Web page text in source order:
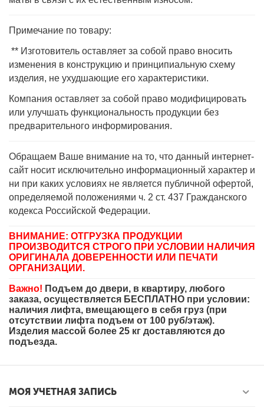
Примечание по товару:
** Изготовитель оставляет за собой право вносить
изменения в конструкцию и принципиальную схему
изделия, не ухудшающие его характеристики.
Компания оставляет за собой право модифицировать
или улучшать функциональность продукции без
предварительного информирования.
Обращаем Ваше внимание на то, что данный интернет-
сайт носит исключительно информационный характер и
ни при каких условиях не является публичной офертой,
определяемой положениями ч. 2 ст. 437 Гражданского
кодекса Российской Федерации.
ВНИМАНИЕ: ОТГРУЗКА ПРОДУКЦИИ
ПРОИЗВОДИТСЯ СТРОГО ПРИ УСЛОВИИ НАЛИЧИЯ
ОРИГИНАЛА ДОВЕРЕННОСТИ ИЛИ ПЕЧАТИ
ОРГАНИЗАЦИИ.
Важно! Подъем до двери, в квартиру, любого
заказа, осуществляется БЕСПЛАТНО при условии:
наличия лифта, вмещающего в себя груз (при
отсутствии лифта подъем от 100 руб/этаж).
Изделия массой более 25 кг доставляются до
подъезда.
МОЯ УЧЕТНАЯ ЗАПИСЬ